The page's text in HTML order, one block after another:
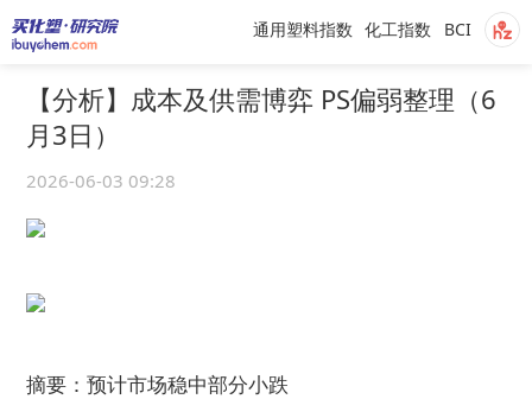
BCI
化工指数
通用塑料指数
【分析】成本及供需博弈 PS偏弱整理（6
月3日）
2026-06-03 09:28
摘要：预计市场稳中部分小跌